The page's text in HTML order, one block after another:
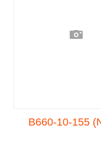
B660-10-155